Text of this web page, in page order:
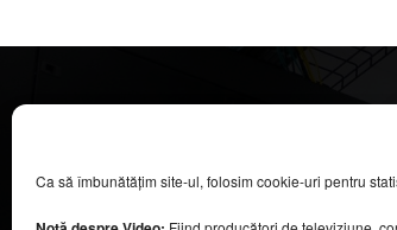
Ca să îmbunătățim site-ul, folosim cookie-uri pentru
COOL MEDIA BROADCASTING & EVENTS SRL.
Toate drepturile rezervate.